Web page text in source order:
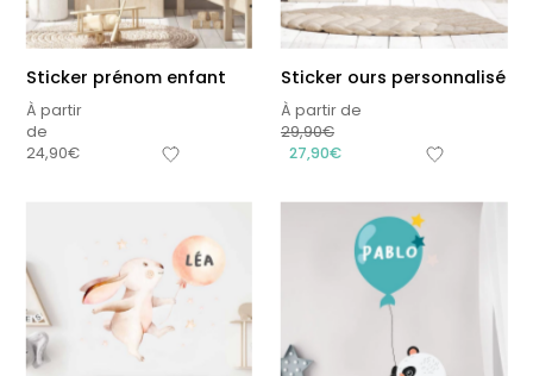
Sticker prénom enfant
À partir
de
24,90€
Sticker ours personnalisé
À partir de
29,90€
27,90€